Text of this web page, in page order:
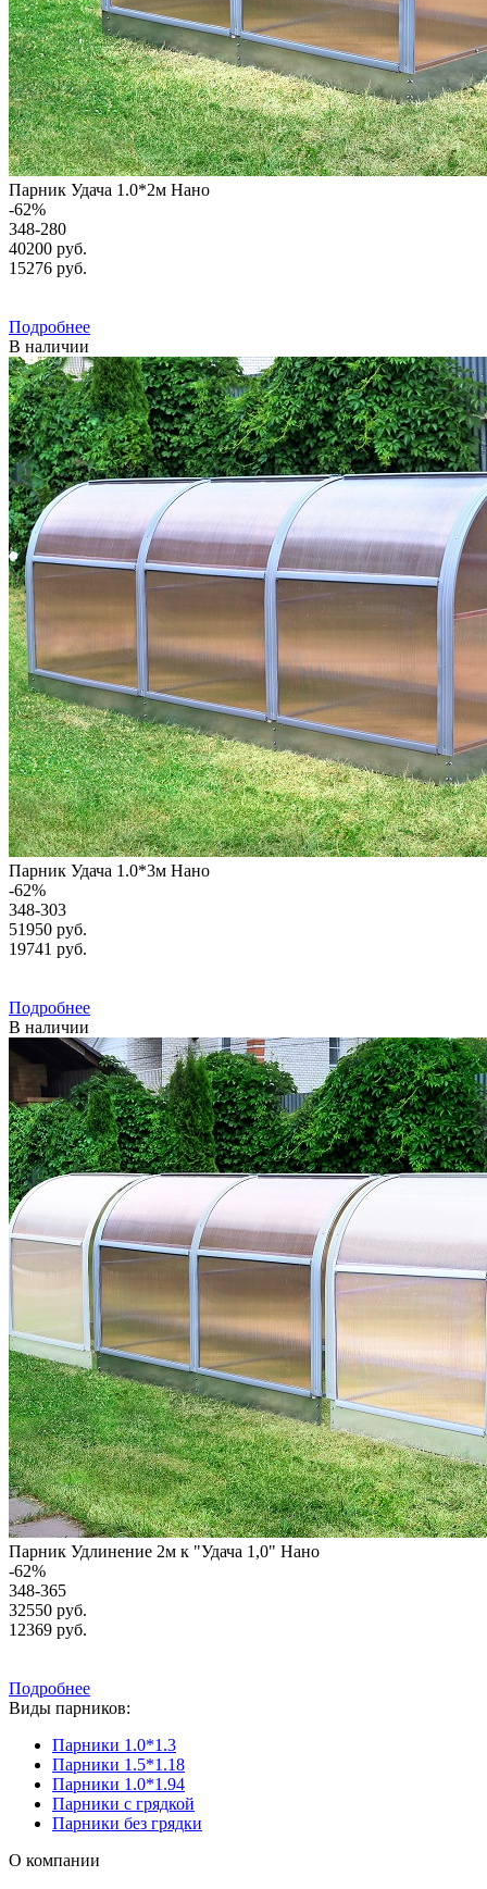
Парник Удача 1.0*2м Нано
-62%
348-280
40200 руб.
15276 руб.
Подробнее
В наличии
Парник Удача 1.0*3м Нано
-62%
348-303
51950 руб.
19741 руб.
Подробнее
В наличии
Парник Удлинение 2м к "Удача 1,0" Нано
-62%
348-365
32550 руб.
12369 руб.
Подробнее
Виды парников:
Парники 1.0*1.3
Парники 1.5*1.18
Парники 1.0*1.94
Парники с грядкой
Парники без грядки
О компании